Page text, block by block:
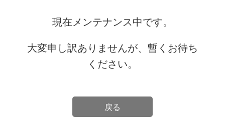
現在メンテナンス中です。
大変申し訳ありませんが、暫くお待ち
ください。
戻る